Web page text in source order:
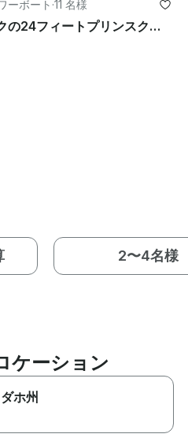
ーボート ·11 名様
ウルフクリークの24フィートプリンスクラフトポンツーン-ファミリークルーズ & 釣り旅行
2〜4名様
ケーション
ホ州